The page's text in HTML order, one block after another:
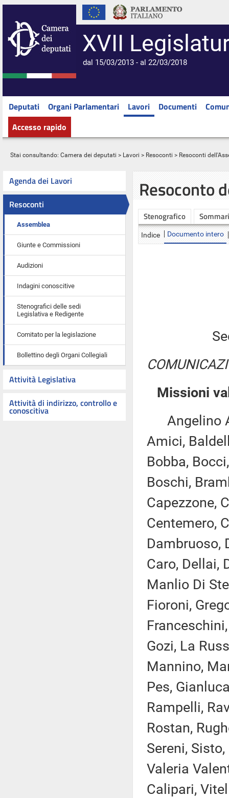
XVII
dal 15/03/2013 - al 22/03/2018
Deputati Organi Parlamentari Lavori Documenti
Accesso rapido
Stai consultando: Camera dei deputati > Lavori > Resoconti > Resoconti
Agenda dei Lavori
Resoconti
Assemblea
Giunte e Commissioni
Audizioni
Indagini conoscitive
Stenografici delle sedi
Legislativa e Redigente
Comitato per la legislazione
Bollettino degli Organi Collegiali
Attività Legislativa
Attività di indirizzo, controllo e
conoscitiva
Resoconto
Stenografico
Indice Documento intero
Missioni
Angelino
Amici,
Bobba,
Boschi,
Capezzone,
Centemero,
Dambruoso,
Caro, Dellai,
Manlio Di
Fioroni,
Gozi, La
Mannino,
Pes,
Rampelli,
Rostan,
Sereni,
Valeria
Calipari,